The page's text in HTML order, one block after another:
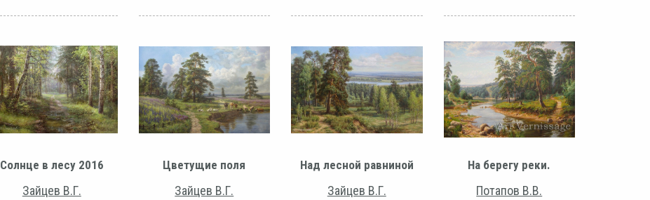
Солнце в лесу 2016
Зайцев В.Г.
Цветущие поля
Зайцев В.Г.
Над лесной равниной
Зайцев В.Г.
На берегу реки.
Потапов В.В.